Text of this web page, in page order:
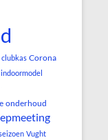
clubkas Corona
indoormodel
onderhoud
Vught